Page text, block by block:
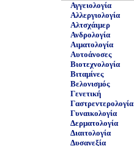
Αγγειολογία
Αλλεργιολογία
Αλτσχάιμερ
Ανδρολογία
Αιματολογία
Αυτοάνοσες
Βιοτεχνολογία
Βιταμίνες
Βελονισμός
Γενετική
Γαστρεντερολογία
Γυναικολογία
Δερματολογία
Διαιτολογία
Δυσανεξία